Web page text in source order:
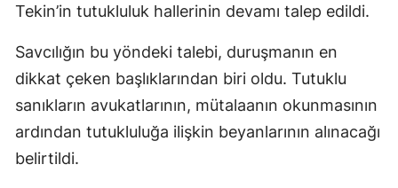
Tekin’in tutukluluk hallerinin devamı talep edildi.
Savcılığın bu yöndeki talebi, duruşmanın en
dikkat çeken başlıklarından biri oldu. Tutuklu
sanıkların avukatlarının, mütalaanın okunmasının
ardından tutukluluğa ilişkin beyanlarının alınacağı
belirtildi.